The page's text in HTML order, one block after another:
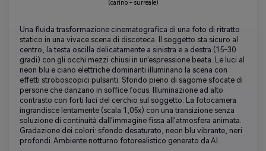
(carino + surreale)
Una fluida trasformazione cinematografica di una foto di ritratto
statico in una vivace scena di discoteca. Il soggetto sta sicuro al
centro, la testa oscilla delicatamente a sinistra e a destra (15-30
gradi) con gli occhi mezzi chiusi in un'espressione beata. Le luci al
neon blu e ciano elettriche dominanti illuminano la scena con
effetti stroboscopici pulsanti. Sfondo pieno di sagome sfocate di
persone che danzano in soffice focus. Illuminazione ad alto
contrasto con forti luci del cerchio sul soggetto. La fotocamera
ingrandisce lentamente (scala 1,05x) con una transizione senza
soluzione di continuità dall'immagine fissa all'atmosfera animata.
Gradazione dei colori: sfondo desaturato, neon blu vibrante, neri
profondi. Ambiente notturno fotorealistico generato da AI.